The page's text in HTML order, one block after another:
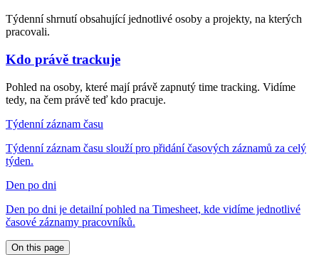
Týdenní shrnutí obsahující jednotlivé osoby a projekty, na kterých
pracovali.
Kdo právě trackuje
Pohled na osoby, které mají právě zapnutý time tracking. Vidíme
tedy, na čem právě teď kdo pracuje.
Týdenní záznam času
Týdenní záznam času slouží pro přidání časových záznamů za celý
týden.
Den po dni
Den po dni je detailní pohled na Timesheet, kde vidíme jednotlivé
časové záznamy pracovníků.
On this page